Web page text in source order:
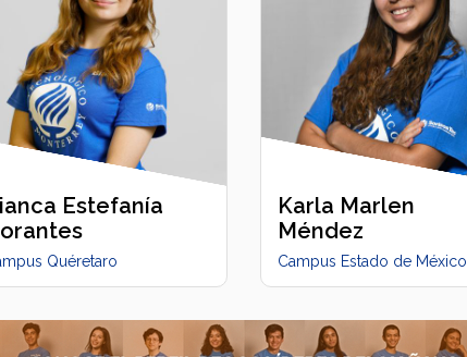
Estefanía
Quéretaro
Karla Marlen
Méndez
Campus Estado de México